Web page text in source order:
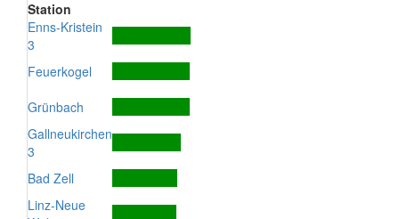
Station
Enns-Kristein
3
Feuerkogel
Grünbach
Gallneukirchen
3
Bad Zell
Linz-Neue